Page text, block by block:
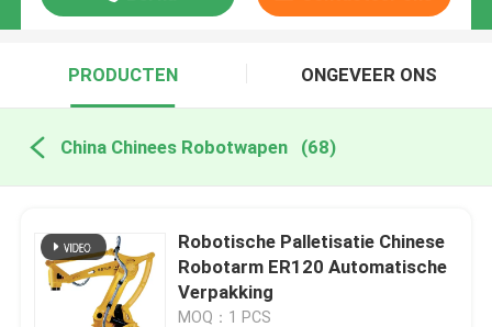
PRODUCTEN ONGEVEER ONS
China Chinees Robotwapen (68)
Robotische Palletisatie Chinese
Robotarm ER120 Automatische
Verpakking
MOQ：1 PCS